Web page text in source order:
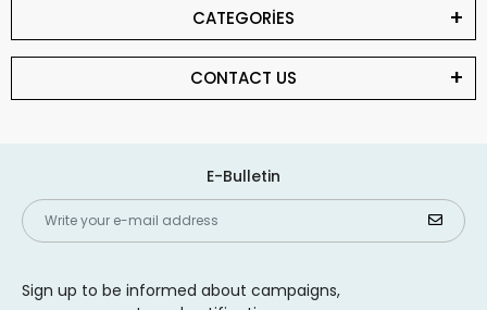
CATEGORİES
CONTACT US
E-Bulletin
Sign up to be informed about campaigns,